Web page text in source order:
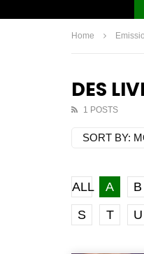
Home
DES
1 POSTS
SORT BY:
ALL A B
S
T U